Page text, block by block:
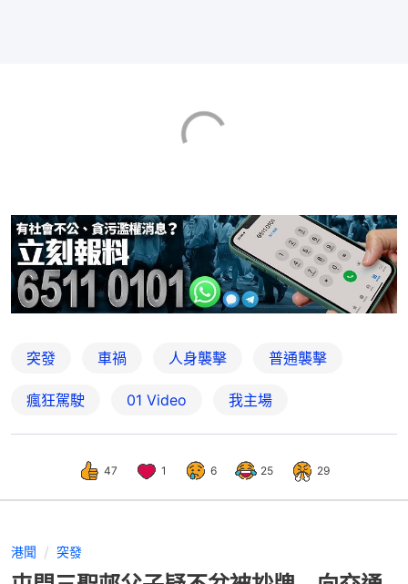
突發 車禍 人身襲擊 普通襲擊
瘋狂駕駛 01 Video 我主場
47 1 6 25 29
港聞 突發